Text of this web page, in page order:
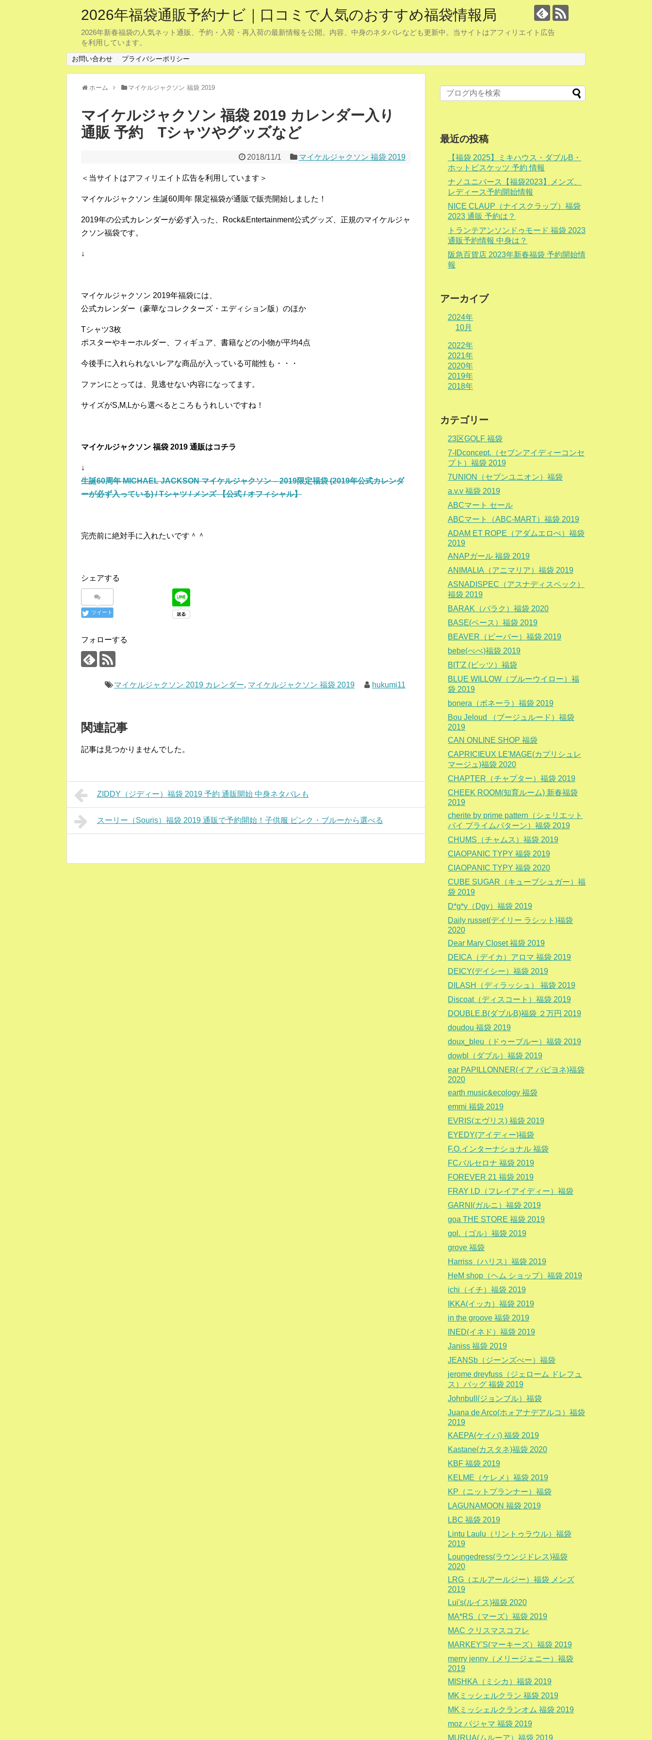
2026年福袋通販予約ナビ｜口コミで人気のおすすめ福袋情報局
2026年新春福袋の人気ネット通販、予約・入荷・再入荷の最新情報を公開。内容、中身のネタバレなども更新中。当サイトはアフィリエイト広告
を利用しています。
お問い合わせ プライバシーポリシー
ホーム マイケルジャクソン 福袋 2019
マイケルジャクソン 福袋 2019 カレンダー入り
通販 予約 Tシャツやグッズなど
2018/11/1 マイケルジャクソン 福袋 2019
＜当サイトはアフィリエイト広告を利用しています＞
マイケルジャクソン 生誕60周年 限定福袋が通販で販売開始しました！
2019年の公式カレンダーが必ず入った、Rock&Entertainment公式グッズ、正規のマイケルジャ
クソン福袋です。
↓
マイケルジャクソン 2019年福袋には、
公式カレンダー（豪華なコレクターズ・エディション版）のほか
Tシャツ3枚
ポスターやキーホルダー、フィギュア、書籍などの小物が平均4点
今後手に入れられないレアな商品が入っている可能性も・・・
ファンにとっては、見逃せない内容になってます。
サイズがS,M,Lから選べるところもうれしいですね！
マイケルジャクソン 福袋 2019 通販はコチラ
↓
生誕60周年 MICHAEL JACKSON マイケルジャクソン – 2019限定福袋 (2019年公式カレンダ
ーが必ず入っている) / Tシャツ / メンズ 【公式 / オフィシャル】
完売前に絶対手に入れたいです＾＾
シェアする
ツイート
フォローする
マイケルジャクソン 2019 カレンダー, マイケルジャクソン 福袋 2019 hukumi11
関連記事
記事は見つかりませんでした。
ZIDDY（ジディー）福袋 2019 予約 通販開始 中身ネタバレも
スーリー（Souris）福袋 2019 通販で予約開始！子供服 ピンク・ブルーから選べる
最近の投稿
【福袋 2025】ミキハウス・ダブルB・
ホットビスケッツ 予約 情報
ナノユニバース【福袋2023】メンズ、
レディース予約開始情報
NICE CLAUP（ナイスクラップ）福袋
2023 通販 予約は？
トランテアンソンドゥモード 福袋 2023
通販予約情報 中身は？
阪急百貨店 2023年新春福袋 予約開始情
報
アーカイブ
2024年
10月
2022年
2021年
2020年
2019年
2018年
カテゴリー
23区GOLF 福袋
7-IDconcept.（セブンアイディーコンセ
プト）福袋 2019
7UNION（セブンユニオン）福袋
a.v.v 福袋 2019
ABCマート セール
ABCマート（ABC-MART）福袋 2019
ADAM ET ROPE（アダムエロぺ）福袋
2019
ANAPガール 福袋 2019
ANIMALIA（アニマリア）福袋 2019
ASNADISPEC（アスナディスペック）
福袋 2019
BARAK（バラク）福袋 2020
BASE(ベース）福袋 2019
BEAVER（ビーバー）福袋 2019
bebe(べべ)福袋 2019
BIT'Z (ビッツ）福袋
BLUE WILLOW（ブルーウイロー）福
袋 2019
bonera（ボネーラ）福袋 2019
Bou Jeloud （ブージュルード）福袋
2019
CAN ONLINE SHOP 福袋
CAPRICIEUX LE'MAGE(カプリシュレ
マージュ)福袋 2020
CHAPTER（チャプター）福袋 2019
CHEEK ROOM(知育ルーム) 新春福袋
2019
cherite by prime pattern（シェリエット
バイ プライムパターン）福袋 2019
CHUMS（チャムス）福袋 2019
CIAOPANIC TYPY 福袋 2019
CIAOPANIC TYPY 福袋 2020
CUBE SUGAR（キューブシュガー）福
袋 2019
D*g*y（Dgy）福袋 2019
Daily russet(デイリー ラシット)福袋
2020
Dear Mary Closet 福袋 2019
DEICA（デイカ）アロマ 福袋 2019
DEICY(デイシー）福袋 2019
DILASH（ディラッシュ） 福袋 2019
Discoat（ディスコート）福袋 2019
DOUBLE.B(ダブルB)福袋 ２万円 2019
doudou 福袋 2019
doux_bleu（ドゥーブルー）福袋 2019
dowbl（ダブル）福袋 2019
ear PAPILLONNER(イア パピヨネ)福袋
2020
earth music&ecology 福袋
emmi 福袋 2019
EVRIS(エヴリス) 福袋 2019
EYEDY(アイディー)福袋
F.O.インターナショナル 福袋
FCバルセロナ 福袋 2019
FOREVER 21 福袋 2019
FRAY I.D（フレイアイディー）福袋
GARNI(ガルニ）福袋 2019
goa THE STORE 福袋 2019
gol.（ゴル）福袋 2019
grove 福袋
Harriss（ハリス）福袋 2019
HeM shop（ヘム ショップ）福袋 2019
ichi（イチ）福袋 2019
IKKA(イッカ）福袋 2019
in the groove 福袋 2019
INED(イネド）福袋 2019
Janiss 福袋 2019
JEANSb（ジーンズべー）福袋
jerome dreyfuss（ジェローム ドレフュ
ス）バッグ 福袋 2019
Johnbull(ジョンブル）福袋
Juana de Arco(ホォアナデアルコ）福袋
2019
KAEPA(ケイパ) 福袋 2019
Kastane(カスタネ)福袋 2020
KBF 福袋 2019
KELME（ケレメ）福袋 2019
KP（ニットプランナー）福袋
LAGUNAMOON 福袋 2019
LBC 福袋 2019
Lintu Laulu（リントゥラウル）福袋
2019
Loungedress(ラウンジドレス)福袋
2020
LRG（エルアールジー）福袋 メンズ
2019
Lui's(ルイス)福袋 2020
MA*RS（マーズ）福袋 2019
MAC クリスマスコフレ
MARKEY'S(マーキーズ）福袋 2019
merry jenny（メリージェニー）福袋
2019
MISHKA（ミシカ）福袋 2019
MKミッシェルクラン 福袋 2019
MKミッシェルクランオム 福袋 2019
moz パジャマ 福袋 2019
MURUA(ムルーア）福袋 2019